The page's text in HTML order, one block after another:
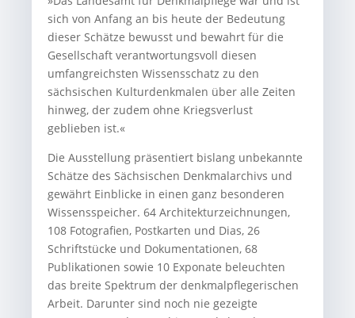
sich von Anfang an bis heute der Bedeutung
dieser Schätze bewusst und bewahrt für die
Gesellschaft verantwortungsvoll diesen
umfangreichsten Wissensschatz zu den
sächsischen Kulturdenkmalen über alle Zeiten
hinweg, der zudem ohne Kriegsverlust
geblieben ist.«
Die Ausstellung präsentiert bislang unbekannte
Schätze des Sächsischen Denkmalarchivs und
gewährt Einblicke in einen ganz besonderen
Wissensspeicher. 64 Architekturzeichnungen,
108 Fotografien, Postkarten und Dias, 26
Schriftstücke und Dokumentationen, 68
Publikationen sowie 10 Exponate beleuchten
das breite Spektrum der denkmalpflegerischen
Arbeit. Darunter sind noch nie gezeigte